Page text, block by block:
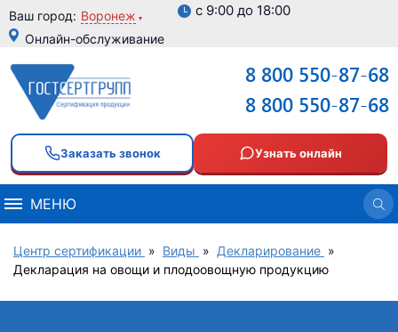
Ваш город: Воронеж
Онлайн-обслуживание
с 9:00 до 18:00
8 800 550-87-68
8 800 550-87-68
Заказать звонок Узнать онлайн
МЕНЮ
Центр сертификации » Виды » Декларирование »
Декларация на овощи и плодоовощную продукцию